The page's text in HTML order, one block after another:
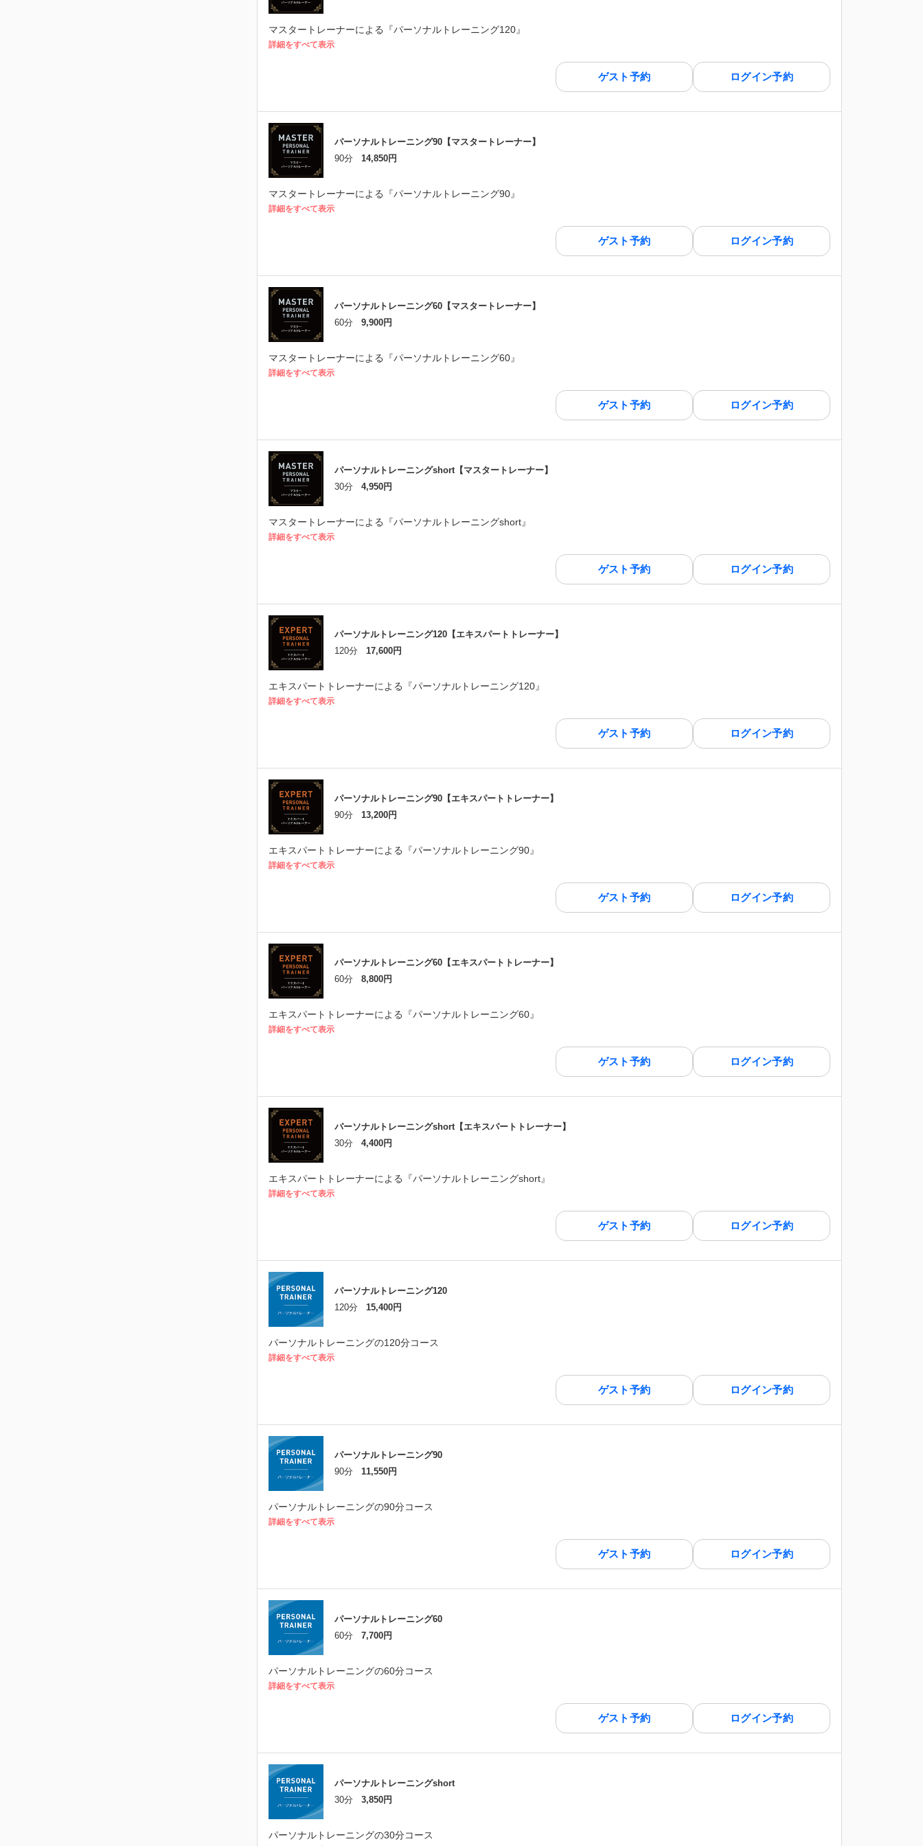
マスタートレーナーによる『パーソナルトレーニング120』
詳細をすべて表示
ゲスト予約 ログイン予約
パーソナルトレーニング90【マスタートレーナー】
90分
14,850円
マスタートレーナーによる『パーソナルトレーニング90』
詳細をすべて表示
ゲスト予約 ログイン予約
パーソナルトレーニング60【マスタートレーナー】
60分
9,900円
マスタートレーナーによる『パーソナルトレーニング60』
詳細をすべて表示
ゲスト予約 ログイン予約
パーソナルトレーニングshort【マスタートレーナー】
30分
4,950円
マスタートレーナーによる『パーソナルトレーニングshort』
詳細をすべて表示
ゲスト予約 ログイン予約
パーソナルトレーニング120【エキスパートトレーナー】
120分
17,600円
エキスパートトレーナーによる『パーソナルトレーニング120』
詳細をすべて表示
ゲスト予約 ログイン予約
パーソナルトレーニング90【エキスパートトレーナー】
90分
13,200円
エキスパートトレーナーによる『パーソナルトレーニング90』
詳細をすべて表示
ゲスト予約 ログイン予約
パーソナルトレーニング60【エキスパートトレーナー】
60分
8,800円
エキスパートトレーナーによる『パーソナルトレーニング60』
詳細をすべて表示
ゲスト予約 ログイン予約
パーソナルトレーニングshort【エキスパートトレーナー】
30分
4,400円
エキスパートトレーナーによる『パーソナルトレーニングshort』
詳細をすべて表示
ゲスト予約 ログイン予約
パーソナルトレーニング120
120分
15,400円
パーソナルトレーニングの120分コース
詳細をすべて表示
ゲスト予約 ログイン予約
パーソナルトレーニング90
90分
11,550円
パーソナルトレーニングの90分コース
詳細をすべて表示
ゲスト予約 ログイン予約
パーソナルトレーニング60
60分
7,700円
パーソナルトレーニングの60分コース
詳細をすべて表示
ゲスト予約 ログイン予約
パーソナルトレーニングshort
30分
3,850円
パーソナルトレーニングの30分コース